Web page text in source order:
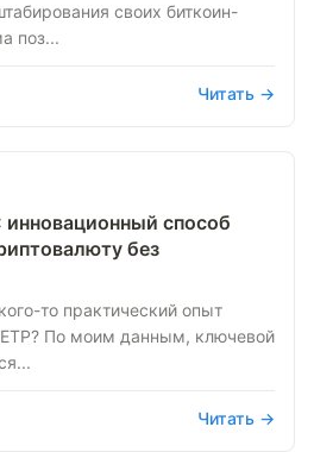
своих биткоин-
поз...
Читать →
инновационный способ
без
то практический опыт
По моим данным, ключевой
Читать →